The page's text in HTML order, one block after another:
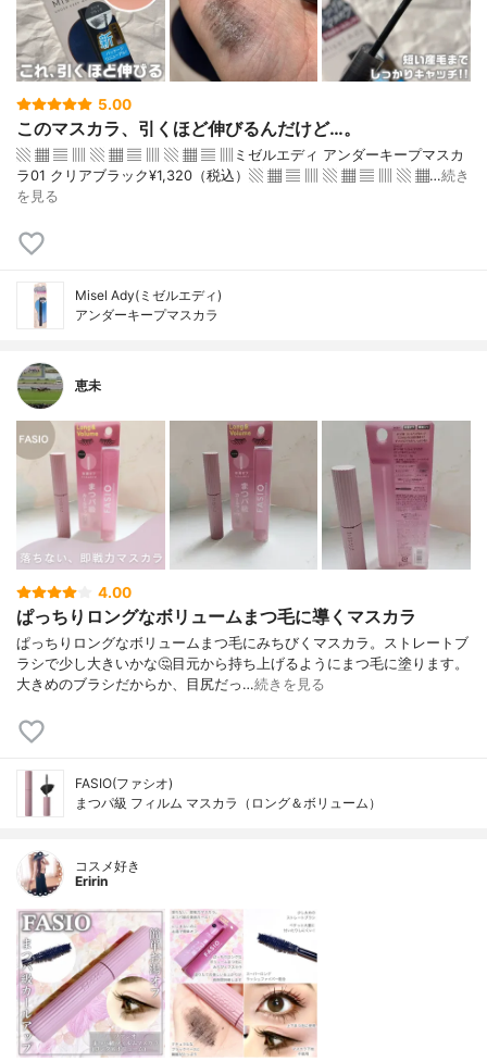
5.00
このマスカラ、引くほど伸びるんだけど…。
▧ ▦ ▤ ▥ ▧ ▦ ▤ ▥ ▧ ▦ ▤ ▥ミゼルエディ アンダーキープマスカ
ラ01 クリアブラック¥1,320（税込）▧ ▦ ▤ ▥ ▧ ▦ ▤ ▥ ▧ ▦…続き
を見る
Misel Ady(ミゼルエディ)
アンダーキープマスカラ
恵未
4.00
ぱっちりロングなボリュームまつ毛に導くマスカラ
ぱっちりロングなボリュームまつ毛にみちびくマスカラ。ストレートブ
ラシで少し大きいかな🤔目元から持ち上げるようにまつ毛に塗ります。
大きめのブラシだからか、目尻だっ…続きを見る
FASIO(ファシオ)
まつパ級 フィルム マスカラ（ロング＆ボリューム）
コスメ好き
Eririn